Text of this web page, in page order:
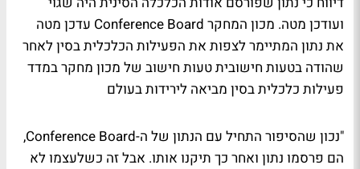
ועודכן מטה. מכון המחקר Conference Board עדכן מטה
את נתון המתיימר לצפות את הפעילות הכלכלית בסין לאחר
שהודה בטעות חישוביתטעות חישוב של מכון מחקר במדד
פעילות כלכלית בסין מביאה לירידות בעולם
"נכון שהסיפור התחיל עם הנתון של ה-Conference Board,
הם פרסמו נתון ואחר כך תיקנו אותו. אבל זה כשלעצמו לא